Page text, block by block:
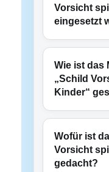
Vorsicht
eingesetzt
Wie ist das
„Schild
Kinder“
Wofür ist
Vorsicht
gedacht?